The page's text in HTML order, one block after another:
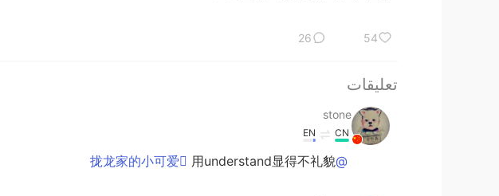
54
26
تعليقات
stone
CN
EN
@拢龙家的小可爱
用understand显得不礼貌